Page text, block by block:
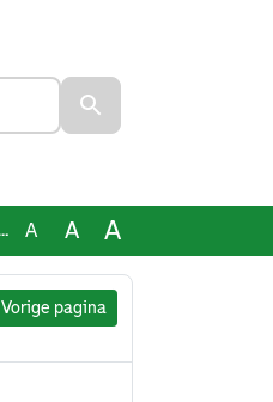
A A A
Vorige pagina